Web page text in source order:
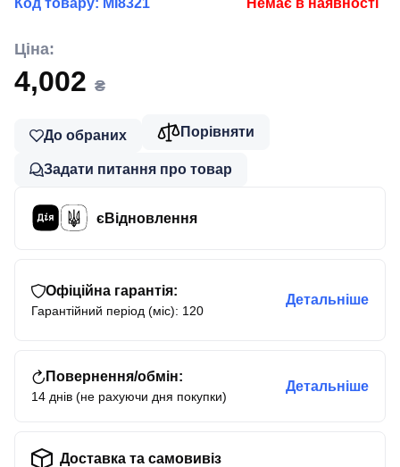
Код товару: MI8321 Немає в наявності
Ціна:
4,002 ₴
До обраних Порівняти
Задати питання про товар
єВідновлення
Офіційна гарантія:
Гарантійний період (міс): 120
Детальніше
Повернення/обмін:
14 днів (не рахуючи дня покупки)
Детальніше
Доставка та самовивіз